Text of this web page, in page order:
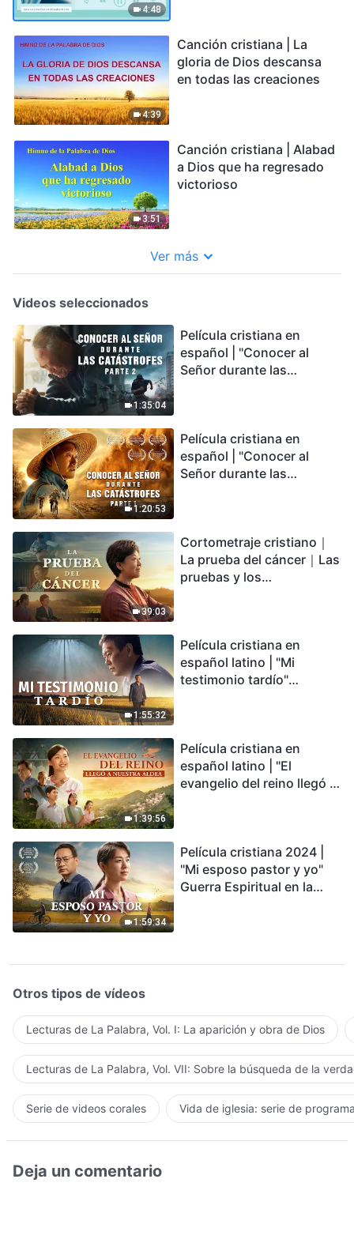
4:48
4:39
Canción cristiana | La
gloria de Dios descansa
en todas las creaciones
3:51
Canción cristiana | Alabad
a Dios que ha regresado
victorioso
Ver más
Videos seleccionados
1:35:04
Película cristiana en
español | "Conocer al
Señor durante las
podemos sobrevivir?
1:20:53
Película cristiana en
español | "Conocer al
Señor durante las
encontrarás refugio?
39:03
Cortometraje cristiano｜
La prueba del cáncer｜Las
pruebas y los
1:55:32
Película cristiana en
español latino | "Mi
testimonio tardío"
conmovedor
1:39:56
Película cristiana en
español latino | "El
evangelio del reino llegó a
1:59:34
Película cristiana 2024 |
"Mi esposo pastor y yo"
Guerra Espiritual en la
Otros tipos de vídeos
Lecturas de La Palabra, Vol. I: La aparición y obra de Dios
Lecturas de La Palabra, Vol. VII: Sobre la búsqueda de la
Serie de videos corales Vida de iglesia: serie de
Deja un comentario